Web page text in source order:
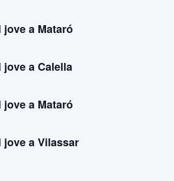
a Mataró
a Calella
a Mataró
a Vilassar